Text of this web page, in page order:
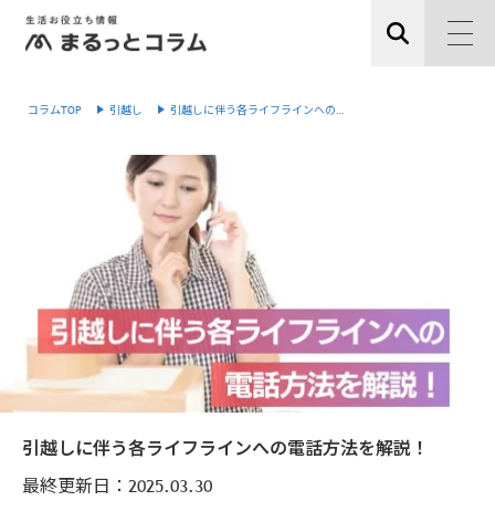
コラムTOP 引越し 引越しに伴う各ライフラインへの…
引越しに伴う各ライフラインへの電話方法を解説！
最終更新日： 2025.03.30